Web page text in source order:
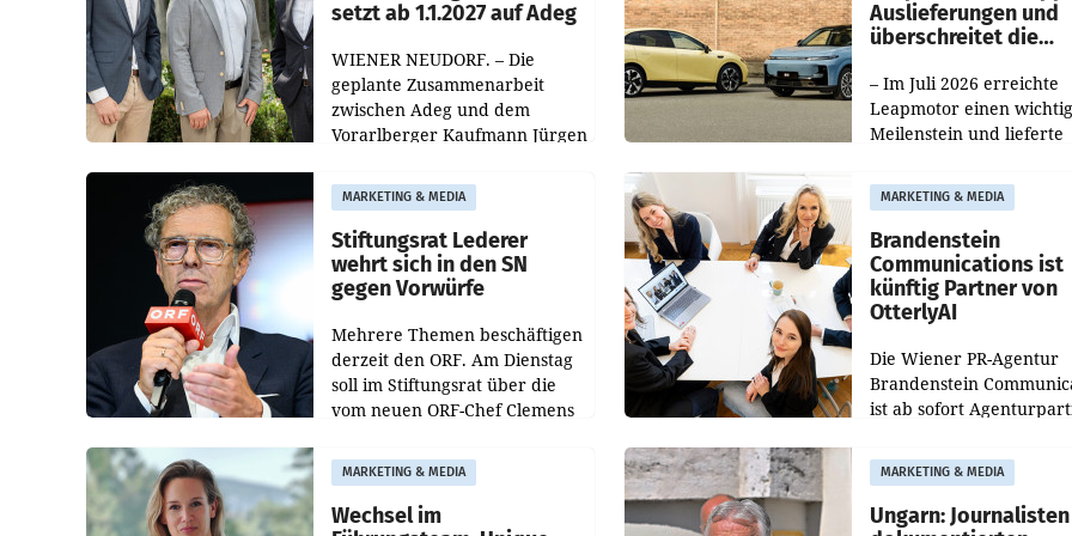
setzt ab 1.1.2027 auf Adeg
WIENER NEUDORF. – Die
geplante Zusammenarbeit
zwischen Adeg und dem
Vorarlberger Kaufmann Jürgen
freigegeben: Die
Bundeswettbewerbsbehörde
und der Bundeskartellanwalt
Auslieferungen und
überschreitet die
– Im Juli 2026 erreichte
Leapmotor einen
Meilenstein und lieferte
aus, womit sich das
gegenüber Juli 2025
verdoppelte (+102
MARKETING & MEDIA
Stiftungsrat Lederer
wehrt sich in den SN
gegen Vorwürfe
Mehrere Themen beschäftigen
derzeit den ORF. Am Dienstag
soll im Stiftungsrat über die
vom neuen ORF-Chef Clemens
Besetzungen für die
Direktionen abgestimmt
werden.
MARKETING & MEDIA
Brandenstein
Communications ist
künftig Partner von
OtterlyAI
Die Wiener PR-Agentur
Brandenstein
ist ab sofort
Optimierungsplattform
OtterlyAI. Damit baut die
Agentur ihr
MARKETING & MEDIA
Wechsel im
MARKETING & MEDIA
Ungarn: Journalisten